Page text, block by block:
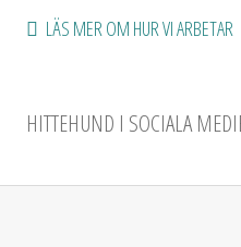
LÄS MER OM HUR VI ARBETAR
HITTEHUND I SOCIALA